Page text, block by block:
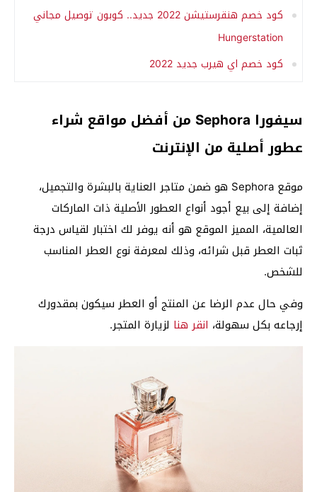
كود خصم هنقرستيشن 2022 جديد.. كوبون توصيل مجاني
Hungerstation
كود خصم اي هيرب جديد 2022
سيفورا Sephora من أفضل مواقع شراء
عطور أصلية من الإنترنت
موقع Sephora هو ضمن متاجر العناية بالبشرة والتجميل،
إضافة إلى بيع أجود أنواع العطور الأصلية ذات الماركات
العالمية، المميز الموقع هو أنه يوفر لك اختبار لقياس درجة
ثبات العطر قبل شرائه، وذلك لمعرفة نوع العطر المناسب
للشخص.
وفي حال عدم الرضا عن المنتج أو العطر سيكون بمقدورك
إرجاعه بكل سهولة، انقر هنا لزيارة المتجر.